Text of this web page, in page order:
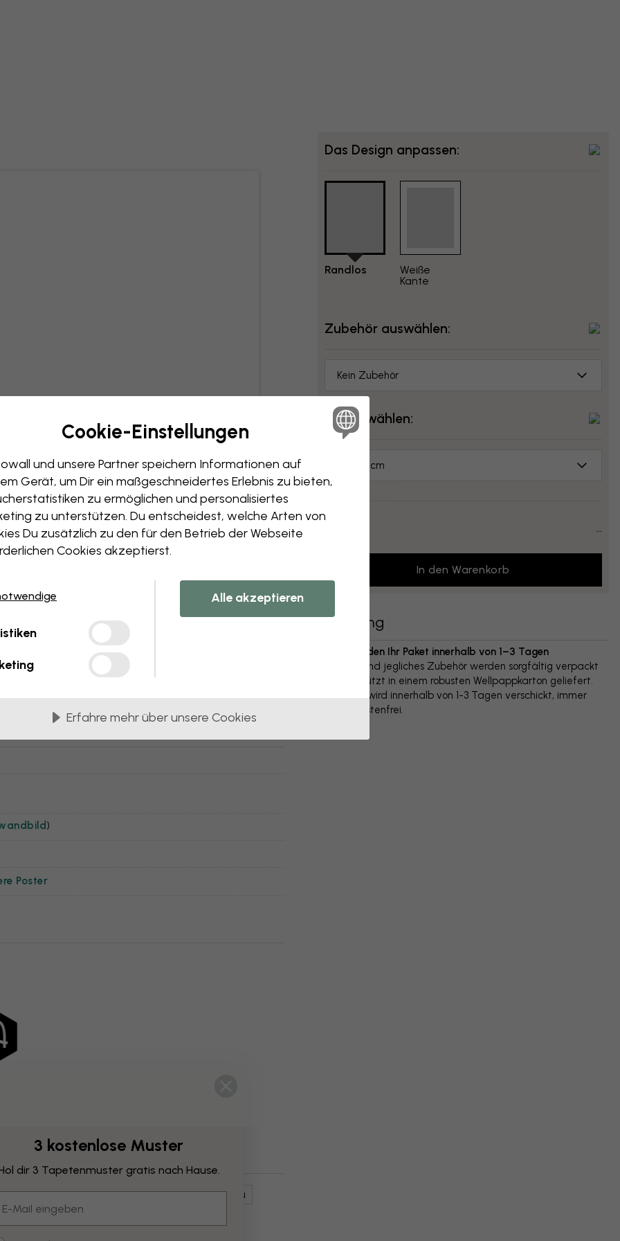
Das Design anpassen:
Randlos
Weiße
Kante
Zubehör auswählen:
Kein Zubehör
Größe wählen:
70x50 cm
...
In den Warenkorb
- Cora
)
Poster
Kunst Gemälde Aquarellbilder Blau
Lieferung
Wir versenden Ihr Paket innerhalb von 1–3 Tagen
Ihr Poster und jegliches Zubehör werden sorgfältig verpackt
und geschützt in einem robusten Wellpappkarton geliefert.
Das Paket wird innerhalb von 1-3 Tagen verschickt, immer
versandkostenfrei.
3 kostenlose Muster
dir 3 Tapetenmuster gratis nach Hause.
Cookie-Einstellungen
und unsere Partner speichern Informationen auf
Gerät, um Dir ein maßgeschneidertes Erlebnis zu bieten,
zu ermöglichen und personalisiertes
zu unterstützen. Du entscheidest, welche Arten von
Du zusätzlich zu den für den Betrieb der Webseite
Cookies akzeptierst.
Alle akzeptieren
Erfahre mehr über unsere Cookies